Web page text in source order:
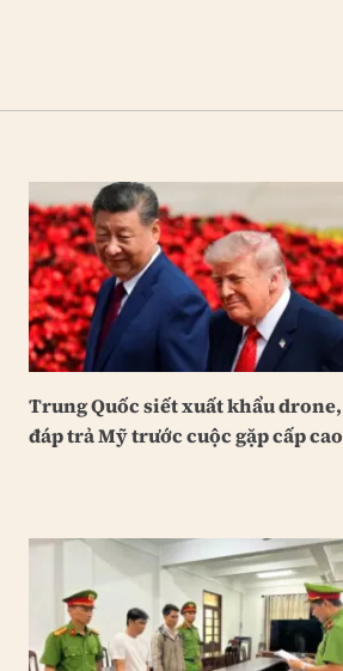
Trung Quốc siết xuất khẩu drone,
đáp trả Mỹ trước cuộc gặp cấp cao